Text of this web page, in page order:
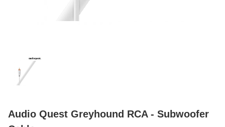
Audio Quest Greyhound RCA - Subwoofer